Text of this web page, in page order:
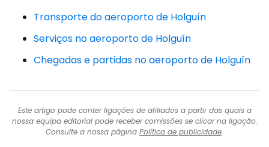
Transporte do aeroporto de Holguín
Serviços no aeroporto de Holguín
Chegadas e partidas no aeroporto de Holguín
Este artigo pode conter ligações de afiliados a partir das quais a
nossa equipa editorial pode receber comissões se clicar na ligação.
Consulte a nossa página Política de publicidade.